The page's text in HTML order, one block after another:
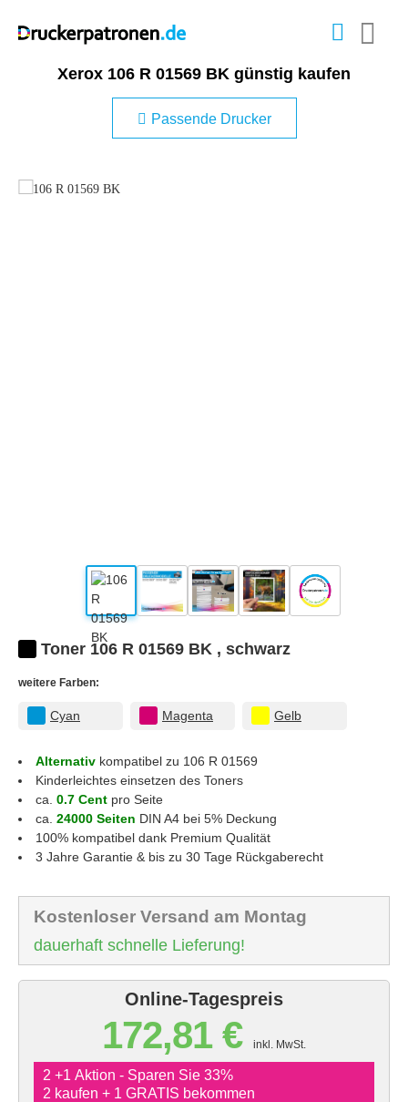
Xerox 106 R 01569 BK günstig kaufen
Passende Drucker
Toner 106 R 01569 BK , schwarz
weitere Farben:
Cyan Magenta Gelb
Alternativ kompatibel zu 106 R 01569
Kinderleichtes einsetzen des Toners
ca. 0.7 Cent pro Seite
ca. 24000 Seiten DIN A4 bei 5% Deckung
100% kompatibel dank Premium Qualität
3 Jahre Garantie & bis zu 30 Tage Rückgaberecht
Kostenloser Versand am Montag
dauerhaft schnelle Lieferung!
Online-Tagespreis
172,81 € inkl. MwSt.
2 +1 Aktion - Sparen Sie 33%
2 kaufen + 1 GRATIS bekommen